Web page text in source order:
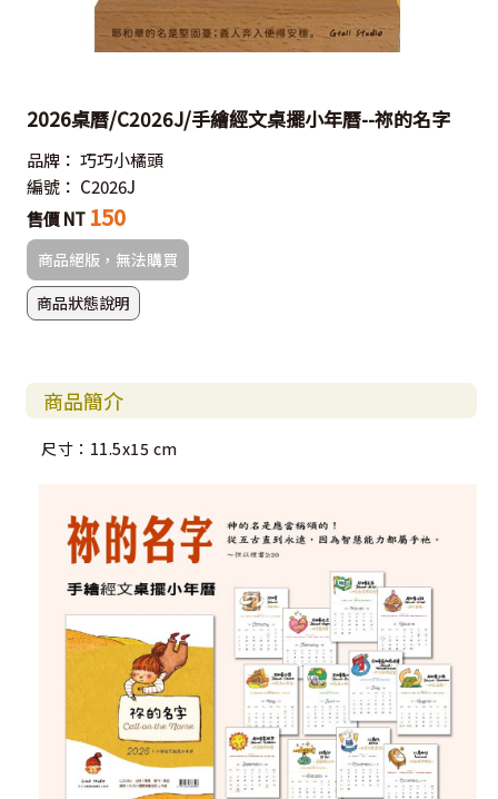
2026桌曆/C2026J/手繪經文桌擺小年曆--祢的名字
品牌： 巧巧小橘頭
編號： C2026J
售價 NT 150
商品絕版，無法購買
商品狀態說明
商品簡介
尺寸：11.5x15 cm